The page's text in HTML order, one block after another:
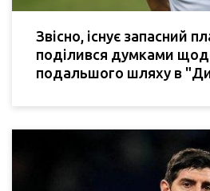
Звісно, існує запасний
поділився думками
подальшого шляху в